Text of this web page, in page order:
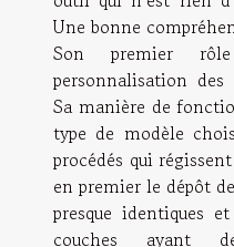
Une bonne
Son premier
personnalisation
Sa manière de
type de modèle
procédés qui
en premier le dépôt
presque identiques
couches ayant